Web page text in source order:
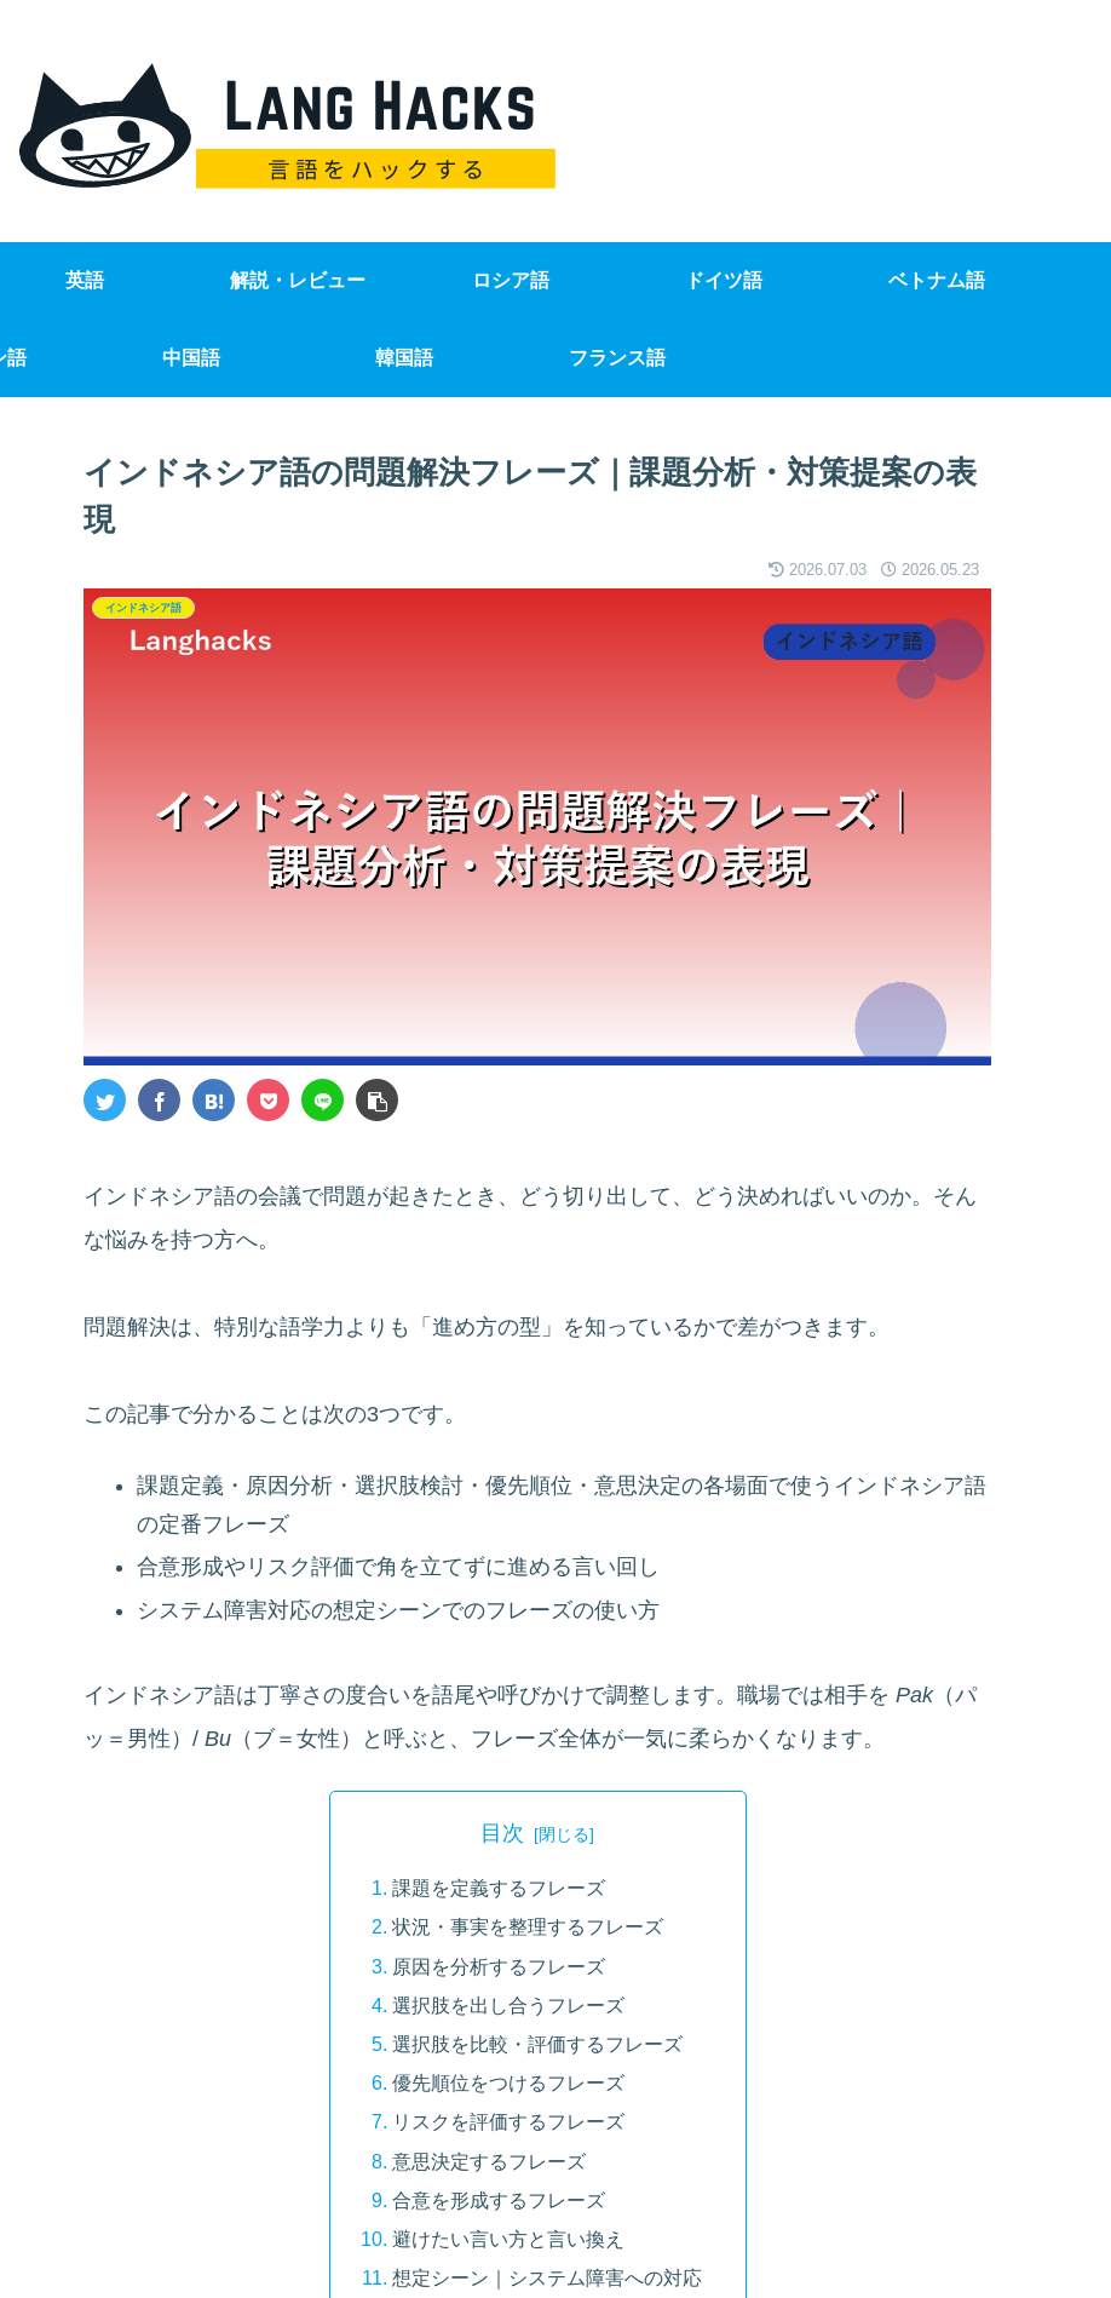
英語 解説・レビュー ロシア語 ドイツ語 ベトナム語
語 中国語 韓国語 フランス語
インドネシア語の問題解決フレーズ｜課題分析・対策提案の表
現
2026.07.03 2026.05.23
インドネシア語
インドネシア語の会議で問題が起きたとき、どう切り出して、どう決めればいいのか。そん
な悩みを持つ方へ。
問題解決は、特別な語学力よりも「進め方の型」を知っているかで差がつきます。
この記事で分かることは次の3つです。
課題定義・原因分析・選択肢検討・優先順位・意思決定の各場面で使うインドネシア語
の定番フレーズ
合意形成やリスク評価で角を立てずに進める言い回し
システム障害対応の想定シーンでのフレーズの使い方
インドネシア語は丁寧さの度合いを語尾や呼びかけで調整します。職場では相手を Pak（パ
ッ＝男性）/ Bu （ブ＝女性）と呼ぶと、フレーズ全体が一気に柔らかくなります。
目次
課題を定義するフレーズ
状況・事実を整理するフレーズ
原因を分析するフレーズ
選択肢を出し合うフレーズ
選択肢を比較・評価するフレーズ
優先順位をつけるフレーズ
リスクを評価するフレーズ
意思決定するフレーズ
合意を形成するフレーズ
避けたい言い方と言い換え
想定シーン｜システム障害への対応